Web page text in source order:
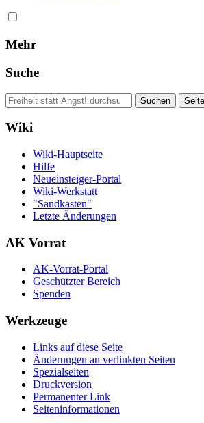
Mehr
Suche
Wiki
Wiki-Hauptseite
Hilfe
Neueinsteiger-Portal
Wiki-Werkstatt
"Sandkasten"
Letzte Änderungen
AK Vorrat
AK-Vorrat-Portal
Geschützter Bereich
Spenden
Werkzeuge
Links auf diese Seite
Änderungen an verlinkten Seiten
Spezialseiten
Druckversion
Permanenter Link
Seiten­­informationen